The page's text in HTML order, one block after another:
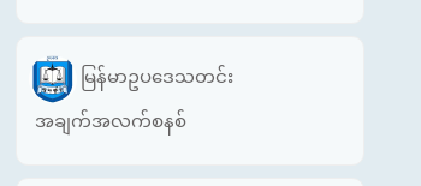
မြန်မာဥပဒေသတင်း
အချက်အလက်စနစ်